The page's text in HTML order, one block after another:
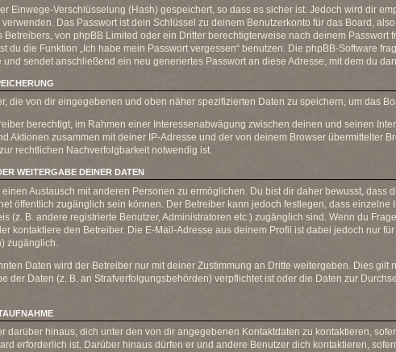
Einwege-Verschlüsselung (Hash) gespeichert, so dass es sicher ist. Jedoch wird dir
Das Passwort ist dein Schlüssel zu deinem Benutzerkonto für das Board,
Betreibers, von phpBB Limited oder ein Dritter berechtigterweise nach deinem Passwort
du die Funktion „Ich habe mein Passwort vergessen“ benutzen. Die phpBB-Software
sendet anschließend ein neu generiertes Passwort an diese Adresse, mit dem du
die von dir eingegebenen und oben näher spezifizierten Daten zu speichern, um das
berechtigt, im Rahmen einer Interessenabwägung zwischen deinen und seinen
Aktionen zusammen mit deiner IP-Adresse und der von deinem Browser übermittelter
rechtlichen Nachverfolgbarkeit notwendig ist.
WEITERGABE DEINER DATEN
Austausch mit anderen Personen zu ermöglichen. Du bist dir daher bewusst, dass
öffentlich zugänglich sein können. Der Betreiber kann jedoch festlegen, dass einzelne
(z. B. andere registrierte Benutzer, Administratoren etc.) zugänglich sind. Wenn du
kontaktiere den Betreiber. Die E-Mail-Adresse aus deinem Profil ist dabei jedoch nur
zugänglich.
Daten wird der Betreiber nur mit deiner Zustimmung an Dritte weitergeben. Dies gilt
der Daten (z. B. an Strafverfolgungsbehörden) verpflichtet ist oder die Daten zur
darüber hinaus, dich unter den von dir angegebenen Kontaktdaten zu kontaktieren,
erforderlich ist. Darüber hinaus dürfen er und andere Benutzer dich kontaktieren,